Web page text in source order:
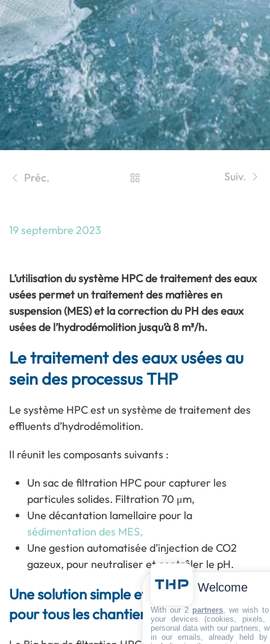
Préc. Suiv.
19 septembre 2023
L’utilisation du système HPC de traitement des eaux
usées permet un traitement des matières en
suspension (MES) et la correction du PH des eaux
usées de l’hydrodémolition jusqu’à 8 m³/h.
Le traitement des eaux usées au
sein des processus THP
Le système HPC est un système de traitement des
effluents d’hydrodémolition.
Il réunit les composants suivants :
Un sac de filtration HPC pour capturer les
particules solides. Filtration 70 μm,
Une décantation lamellaire pour la
sédimentation des MES,
Une gestion automatisée d’injection de CO2
gazeux, pour neutraliser et contrôler le pH.
Une solution simple et performante
pour tous les chantiers
Welcome
With our 2 partners , we wish
your devices (cookies,
personal data with our partners,
in our emails, already held